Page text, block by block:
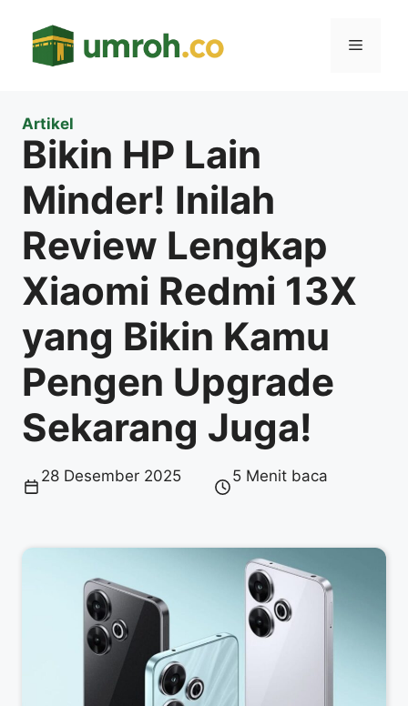
Menu
Artikel
Bikin HP Lain
Minder! Inilah
Review Lengkap
Xiaomi Redmi 13X
yang Bikin Kamu
Pengen Upgrade
Sekarang Juga!
28 Desember 2025 5 Menit baca